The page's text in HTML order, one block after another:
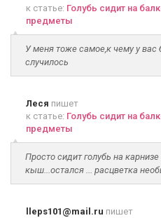
к статье: Голубь сидит на
предметы
У меня тоже самое,к чему у вас
случилось
Леся пишет
к статье: Голубь сидит на
предметы
Просто сидит голубь на
кыш...остался ... расцветка
lleps101@mail.ru пишет